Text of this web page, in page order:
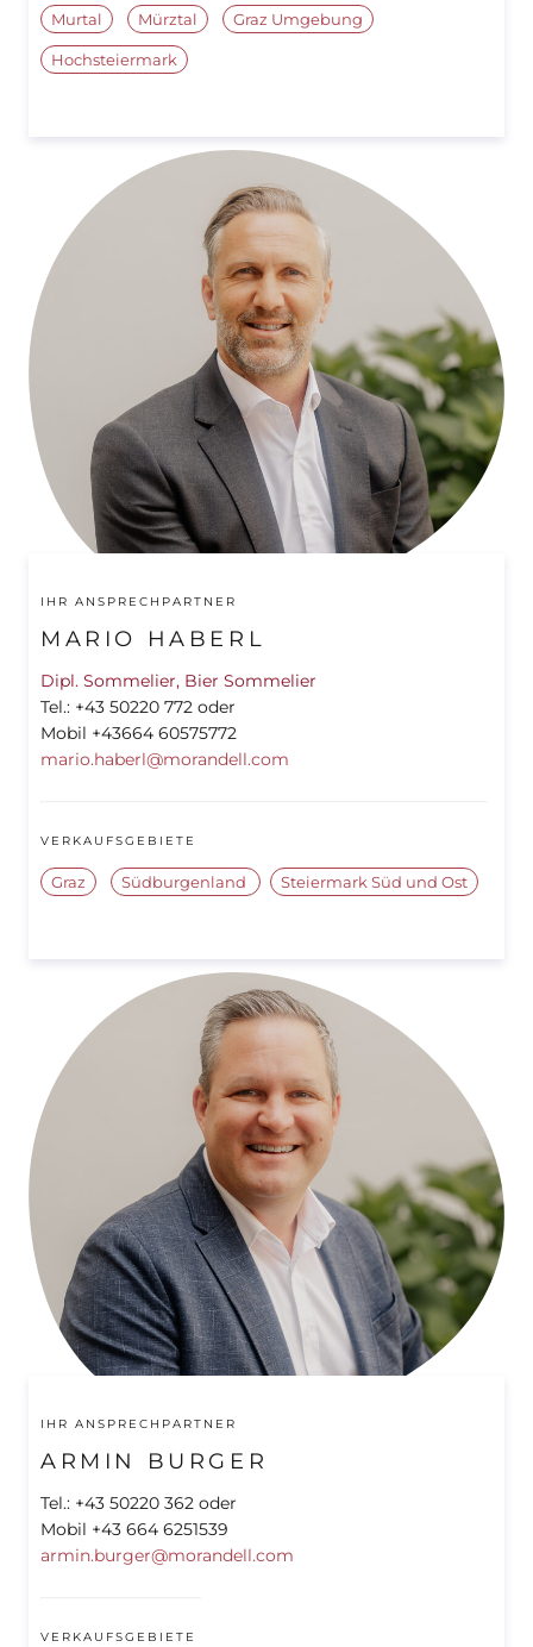
Murtal Mürztal Graz Umgebung
Hochsteiermark
IHR ANSPRECHPARTNER
MARIO HABERL
Dipl. Sommelier, Bier Sommelier
Tel.: +43 50220 772 oder
Mobil +43664 60575772
mario.haberl@morandell.com
VERKAUFSGEBIETE
Graz Südburgenland Steiermark Süd und Ost
IHR ANSPRECHPARTNER
ARMIN BURGER
Tel.: +43 50220 362 oder
Mobil +43 664 6251539
armin.burger@morandell.com
VERKAUFSGEBIETE